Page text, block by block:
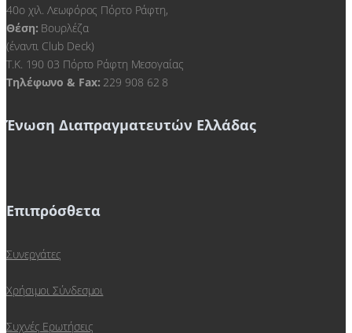
40ο χιλ. Λεωφόρος Πόρτο Ράφτη,
Θέση: Βουρλέζα
(έναντι Club Deck)
Τ.Κ. 190 03 Πόρτο Ράφτη Μεσογαίας
Τηλέφωνο & Fax: 229 908 62 8
Ένωση Διαπραγματευτών Ελλάδας
Επιπρόσθετα
Συνεργάτες
Χρήσιμοι Σύνδεσμοι
Συχνές Ερωτήσεις